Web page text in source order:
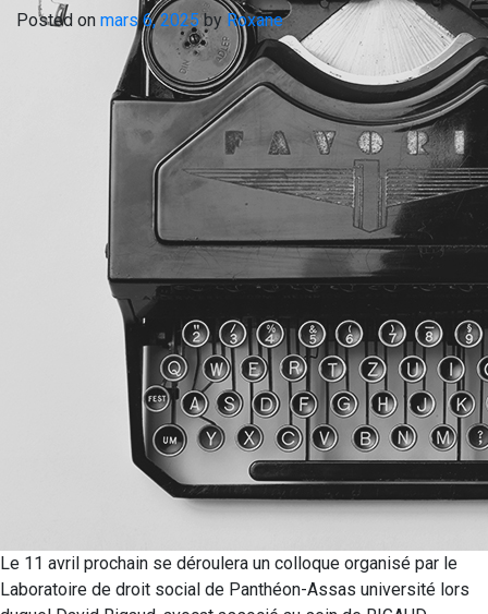
Posted on mars 6, 2025by Roxane
Le 11 avril prochain se déroulera un colloque organisé par le
Laboratoire de droit social de Panthéon-Assas université lors